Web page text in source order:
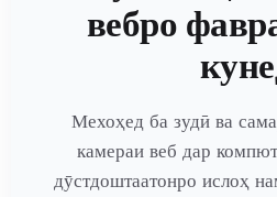
вебро
Мехоҳед ба зудӣ ва
камераи веб дар
дӯстдоштаатонро ислоҳ